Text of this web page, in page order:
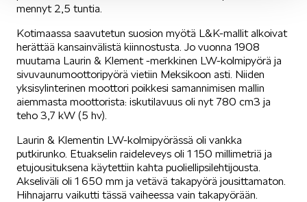
KODIAQ
SUPERB
mennyt 2,5 tuntia.
Kotimaassa saavutetun suosion myötä L&K-mallit alkoivat
herättää kansainvälistä kiinnostusta. Jo vuonna 1908
muutama Laurin & Klement -merkkinen LW-kolmipyörä ja
sivuvaunumoottoripyörä vietiin Meksikoon asti. Niiden
yksisylinterinen moottori poikkesi samannimisen mallin
aiemmasta moottorista: iskutilavuus oli nyt 780 cm3 ja
teho 3,7 kW (5 hv).
Laurin & Klementin LW-kolmipyörässä oli vankka
putkirunko. Etuakselin raideleveys oli 1 150 millimetriä ja
etujousituksena käytettiin kahta puoliellipsilehtijousta.
Akseliväli oli 1 650 mm ja vetävä takapyörä jousittamaton.
Hihnajarru vaikutti tässä vaiheessa vain takapyörään.